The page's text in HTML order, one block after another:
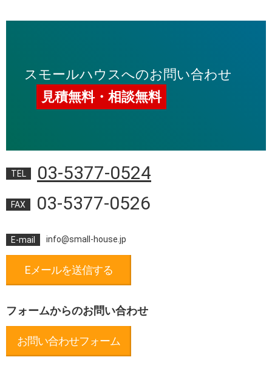
スモールハウスへのお問い合わせ
見積無料・相談無料
TEL 03-5377-0524
FAX 03-5377-0526
E-mail info@small-house.jp
Eメールを送信する
フォームからのお問い合わせ
お問い合わせフォーム